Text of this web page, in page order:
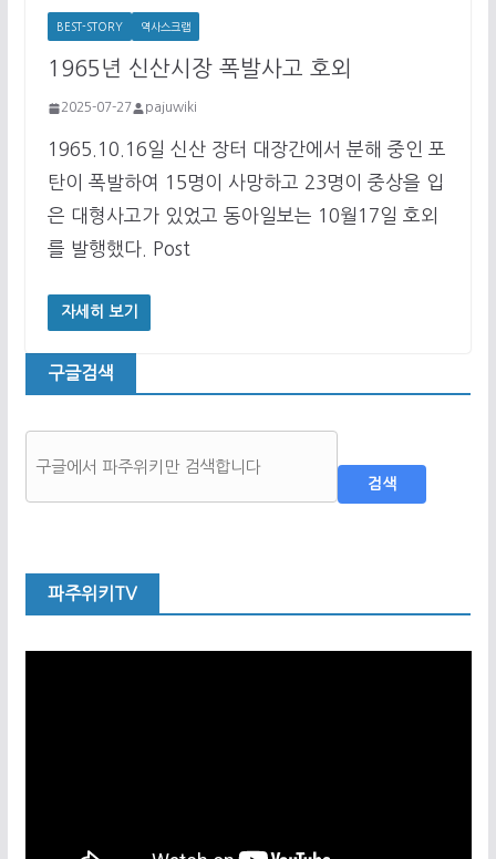
BEST-STORY 역사스크랩
1965년 신산시장 폭발사고 호외
2025-07-27 pajuwiki
1965.10.16일 신산 장터 대장간에서 분해 중인 포
탄이 폭발하여 15명이 사망하고 23명이 중상을 입
은 대형사고가 있었고 동아일보는 10월17일 호외
를 발행했다. Post
자세히 보기
구글검색
검색
파주위키TV